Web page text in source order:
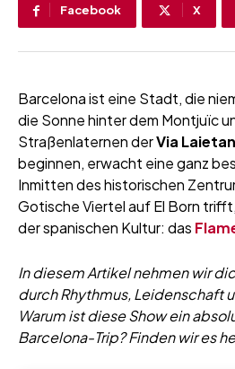
Facebook X
Barcelona ist eine Stadt, die
die Sonne hinter dem Montjuïc
Straßenlaternen derVia
beginnen, erwacht eine ganz
Inmitten des historischen
Gotische Viertel auf El Born
der spanischen Kultur: das
In diesem Artikel nehmen wir
durch Rhythmus, Leidenschaft
Warum ist diese Show ein
Barcelona-Trip? Finden wir es